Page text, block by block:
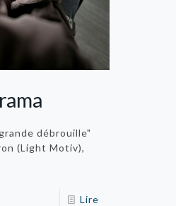
débrouille"
(Light Motiv),
Lire